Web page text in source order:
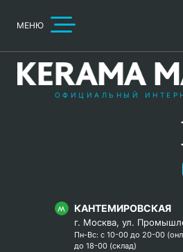
МЕНЮ
ОФИЦИАЛЬНЫЙ
КАНТЕМИРОВСКАЯ
г. Москва, ул.
Пн-Вс: с 10-00 до 20-00
до 18-00 (склад)